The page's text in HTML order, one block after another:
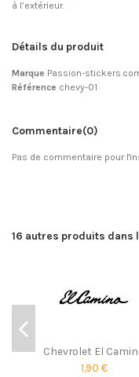
à l’extérieur.
Détails du produit
Marque Passion-
Référence chevy-01
Commentaire(0)
Pas de commentaire pour
16 autres produits dans
Chevrolet El
1,90 €